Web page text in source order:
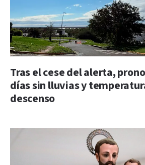
Tras el cese del alerta,
días sin lluvias y
descenso